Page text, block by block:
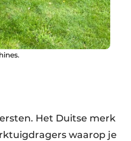
Het Duitse merk
waarop je